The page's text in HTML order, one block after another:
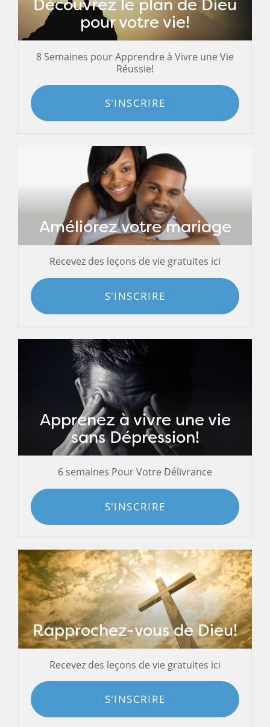
Découvrez le plan de Dieu
pour votre vie!
8 Semaines pour Apprendre à Vivre une Vie
Réussie!
S'INSCRIRE
Améliorez votre mariage
Recevez des leçons de vie gratuites ici
S'INSCRIRE
Apprenez à vivre une vie
sans Dépression!
6 semaines Pour Votre Délivrance
S'INSCRIRE
Rapprochez-vous de Dieu!
Recevez des leçons de vie gratuites ici
S'INSCRIRE